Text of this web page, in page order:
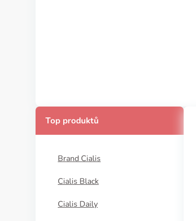
Top produktů
Brand Cialis
Cialis Black
Cialis Daily